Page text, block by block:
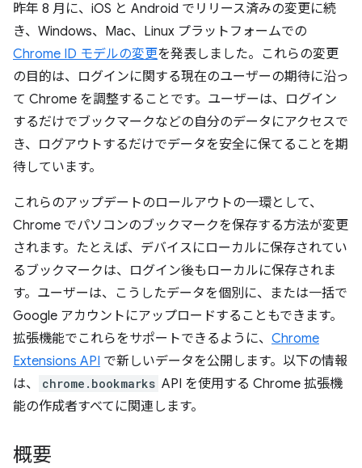
昨年 8 月に、iOS と Android でリリース済みの変更に続
き、Windows、Mac、Linux プラットフォームでの
Chrome ID モデルの変更を発表しました。これらの変更
の目的は、ログインに関する現在のユーザーの期待に沿っ
て Chrome を調整することです。ユーザーは、ログイン
するだけでブックマークなどの自分のデータにアクセスで
き、ログアウトするだけでデータを安全に保てることを期
待しています。
これらのアップデートのロールアウトの一環として、
Chrome でパソコンのブックマークを保存する方法が変更
されます。たとえば、デバイスにローカルに保存されてい
るブックマークは、ログイン後もローカルに保存されま
す。ユーザーは、こうしたデータを個別に、または一括で
Google アカウントにアップロードすることもできます。
拡張機能でこれらをサポートできるように、 Chrome
Extensions API で新しいデータを公開します。以下の情報
は、
chrome.bookmarks API を使用する Chrome 拡張機
能の作成者すべてに関連します。
概要